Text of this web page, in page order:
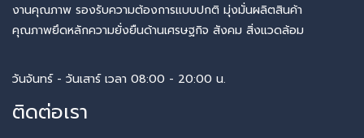
งานคุณภาพ รองรับความต้องการแบบปกติ มุ่งมั่นผลิตสินค้า
คุณภาพยึดหลักความยั่งยืนด้านเศรษฐกิจ สังคม สิ่งแวดล้อม
วันจันทร์ - วันเสาร์ เวลา 08:00 - 20:00 น.
ติดต่อเรา